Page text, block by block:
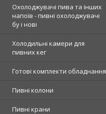
Охолоджувачі пива та інших
напоїв - пивні охолоджувачі
бу і нові
Холодильні камери для
пивних кег
Готові комплекти обладнання
Пивні колони
Пивні крани